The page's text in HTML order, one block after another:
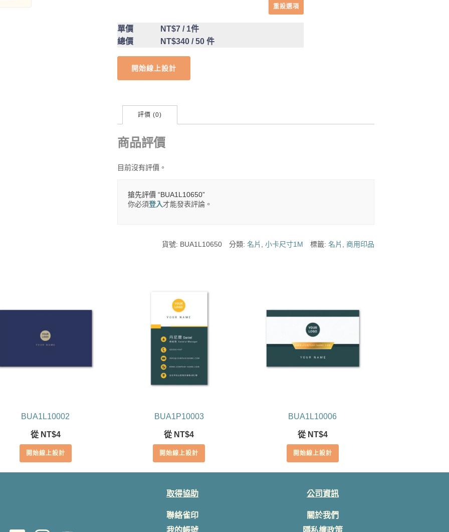
重設選項
單價 NT$7 / 1件
總價
NT$340 / 50 件
開始線上設計
評價 (0)
商品評價
目前沒有評價。
搶先評價 “BUA1L10650”
你必須登入才能發表評論。
貨號: BUA1L10650 分類:名片 ,小卡尺寸1M 標籤:名片 ,商用印品
BUA1L10002
從 NT$4
開始線上設計
BUA1P10003
從 NT$4
開始線上設計
BUA1L10006
從 NT$4
開始線上設計
取得協助
聯絡雀印
公司資訊
關於我們